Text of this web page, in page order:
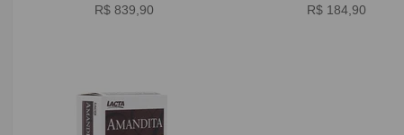
R$ 839,90 R$ 184,90